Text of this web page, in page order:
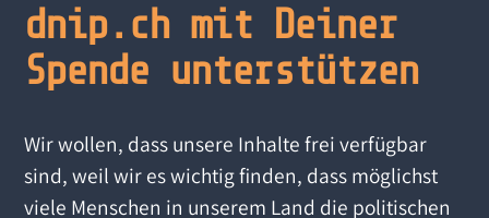
dnip.ch mit Deiner
Spende unterstützen
Wir wollen, dass unsere Inhalte frei verfügbar
sind, weil wir es wichtig finden, dass möglichst
viele Menschen in unserem Land die politischen